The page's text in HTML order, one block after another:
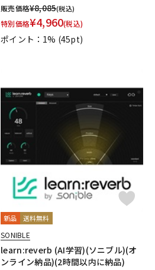
販売価格¥8,085(税込)
特別価格¥4,960(税込)
ポイント：1% (45pt)
新品 送料無料
SONIBLE
learn:reverb (AI学習)(ソニブル)(オ
ンライン納品)(2時間以内に納品)